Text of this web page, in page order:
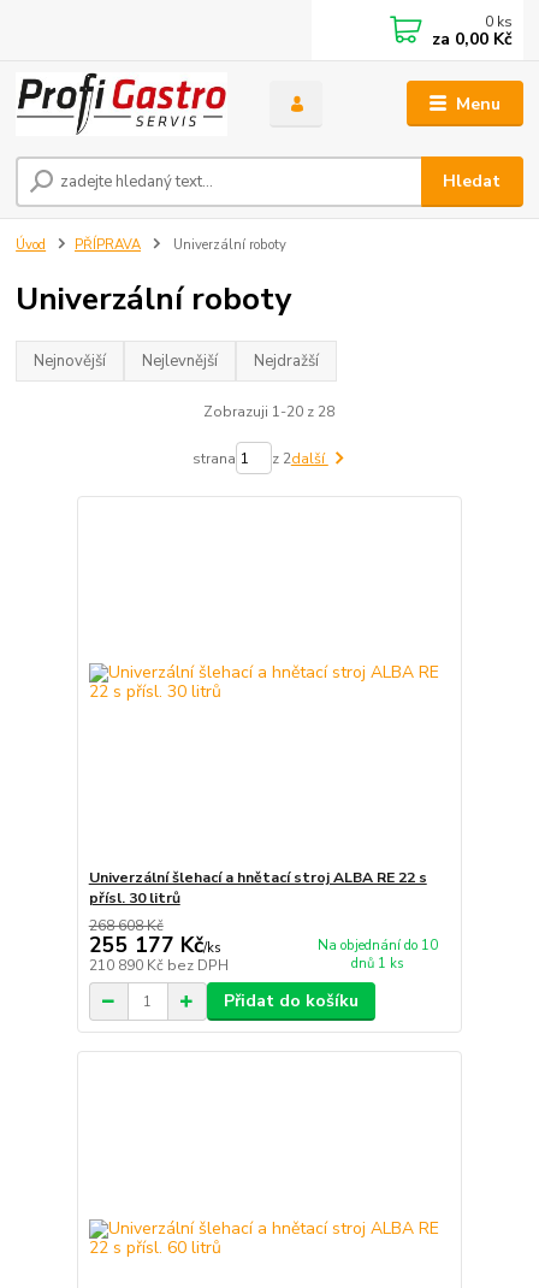
Menu
Hledat
0 ks
za 0,00 Kč
Úvod PŘÍPRAVA Univerzální roboty
Univerzální roboty
Nejnovější Nejlevnější Nejdražší
Zobrazuji 1-20 z 28
strana z 2další
Univerzální šlehací a hnětací stroj ALBA RE 22 s
přísl. 30 litrů
268 608 Kč
255 177 Kč/ks
210 890 Kč bez DPH
Na objednání do 10
dnů 1 ks
Přidat do košíku